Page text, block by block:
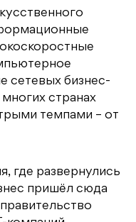
сетевых бизнес-
странах
темпами – от
где развернулись
пришёл сюда